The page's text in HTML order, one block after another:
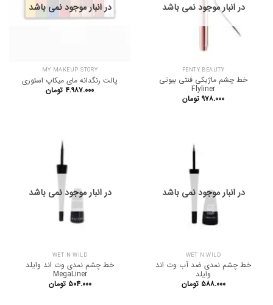
در انبار موجود نمی باشد
FENTY BEAUTY
خط چشم ماژیکی فنتی بیوتی
Flyliner
۹۷۸.۰۰۰ تومان
در انبار موجود نمی باشد
MY MAKEUP STORY
پالت رنگدانه مای میکاپ استوری
۴.۹۸۷.۰۰۰ تومان
در انبار موجود نمی باشد
WET N WILD
خط چشم نمدی ضد آب وت اند
وایلد
۵۸۸.۰۰۰ تومان
در انبار موجود نمی باشد
WET N WILD
خط چشم نمدی وت اند وایلد
MegaLiner
۵۰۴.۰۰۰ تومان